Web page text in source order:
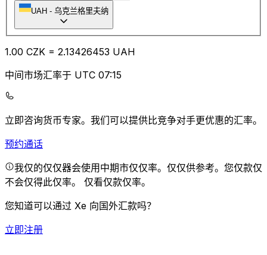
UAH - 乌克兰格里夫纳
1.00 CZK = 2.13426453 UAH
中间市场汇率于 UTC 07:15
立即咨询货币专家。 我们可以提供比竞争对手更优惠的汇率。
预约通话
我仅的仅仅器会使用中期市仅仅率。仅仅供参考。您仅款仅
不会仅得此仅率。 仅看仅款仅率。
您知道可以通过 Xe 向国外汇款吗？
立即注册